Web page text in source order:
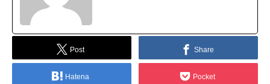
Post Share
Hatena Pocket